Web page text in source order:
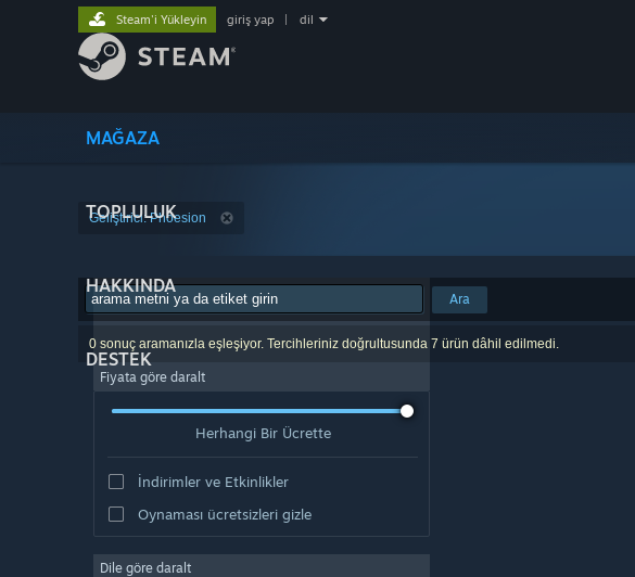
MAĞAZA
TOPLULUK
HAKKINDA
DESTEK
Steam'i Yükleyin giriş yap dil
Geliştirici: Phoesion
Ara
0 sonuç aramanızla eşleşiyor. Tercihleriniz doğrultusunda 7 ürün dâhil edilmedi.
Fiyata göre daralt
Herhangi Bir Ücrette
İndirimler ve Etkinlikler
Oynaması ücretsizleri gizle
Dile göre daralt